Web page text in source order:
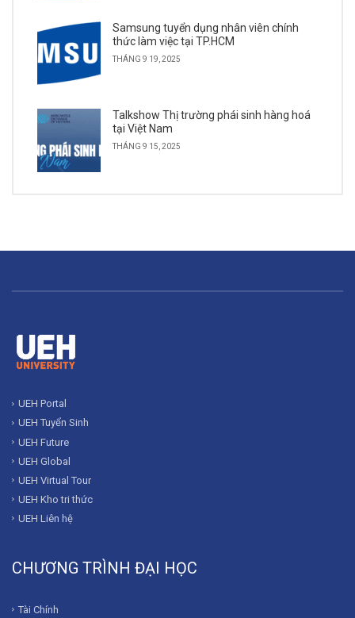
Samsung tuyển dụng nhân viên chính
thức làm việc tại TP.HCM
THÁNG 9 19, 2025
Talkshow Thị trường phái sinh hàng hoá
tại Việt Nam
THÁNG 9 15, 2025
UEH Portal
UEH Tuyển Sinh
UEH Future
UEH Global
UEH Virtual Tour
UEH Kho tri thức
UEH Liên hệ
CHƯƠNG TRÌNH ĐẠI HỌC
Tài Chính